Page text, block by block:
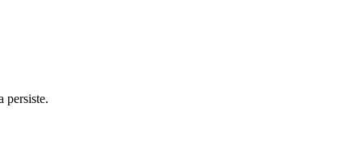
persiste.